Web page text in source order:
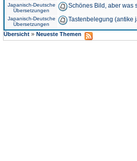
Japanisch-Deutsche
Übersetzungen
Schönes Bild, aber was
Japanisch-Deutsche
Übersetzungen
Tastenbelegung (antike
Übersicht » Neueste Themen